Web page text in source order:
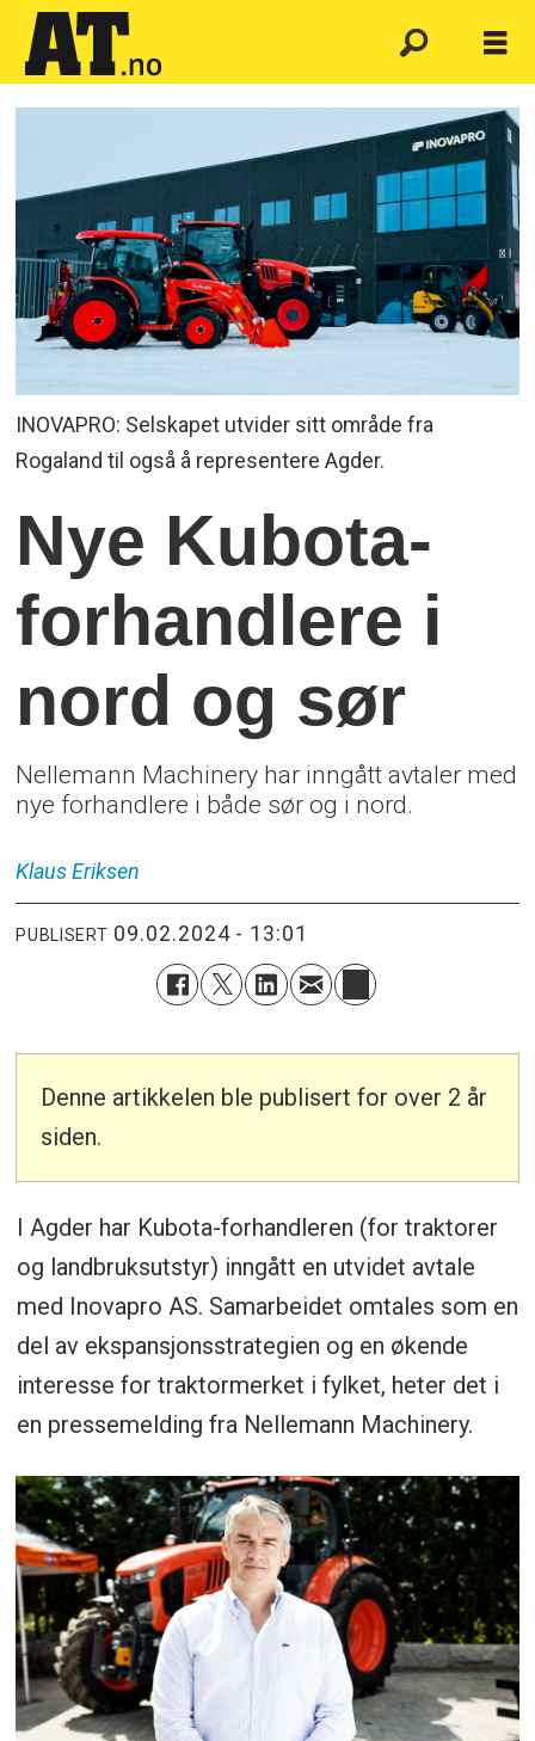
INOVAPRO: Selskapet utvider sitt område fra
Rogaland til også å representere Agder.
Nye Kubota-
forhandlere i
nord og sør
Nellemann Machinery har inngått avtaler med
nye forhandlere i både sør og i nord.
Klaus Eriksen
PUBLISERT 09.02.2024 - 13:01
Denne artikkelen ble publisert for over 2 år
siden.
I Agder har Kubota-forhandleren (for traktorer
og landbruksutstyr) inngått en utvidet avtale
med Inovapro AS. Samarbeidet omtales som en
del av ekspansjonsstrategien og en økende
interesse for traktormerket i fylket, heter det i
en pressemelding fra Nellemann Machinery.